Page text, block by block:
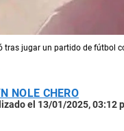
tras jugar un partido de fútbol
NOLE CHERO
el 13/01/2025, 03:12